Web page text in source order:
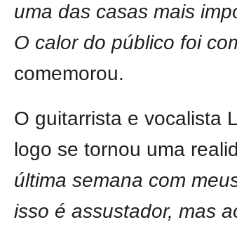
uma das casas mais
O calor do público foi
comemorou.
O guitarrista e vocalista
logo se tornou uma
última semana com
isso é assustador, mas